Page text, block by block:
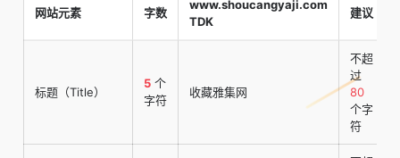
网站元素 字数
www.shoucangyaji.com
TDK
建议
标题（Title）
5 个
字符
收藏雅集网
不超
过
80
个字
符